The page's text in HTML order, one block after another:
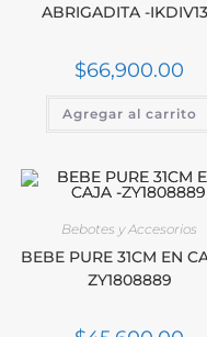
ABRIGADITA -
$66,900.00
Agregar al carrito
Bebotes y Accesorios
BEBE PURE 31CM EN
ZY1808889